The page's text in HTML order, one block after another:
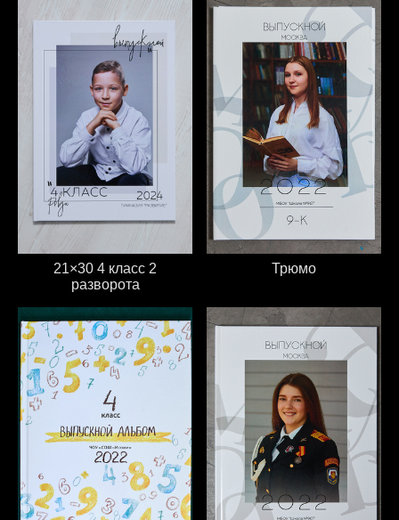
21×30 4 класс 2
разворота
Трюмо